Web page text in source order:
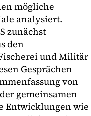
mögliche
analysiert.
zunächst
den
und Militär
Gesprächen
von
gemeinsamen
Entwicklungen wie